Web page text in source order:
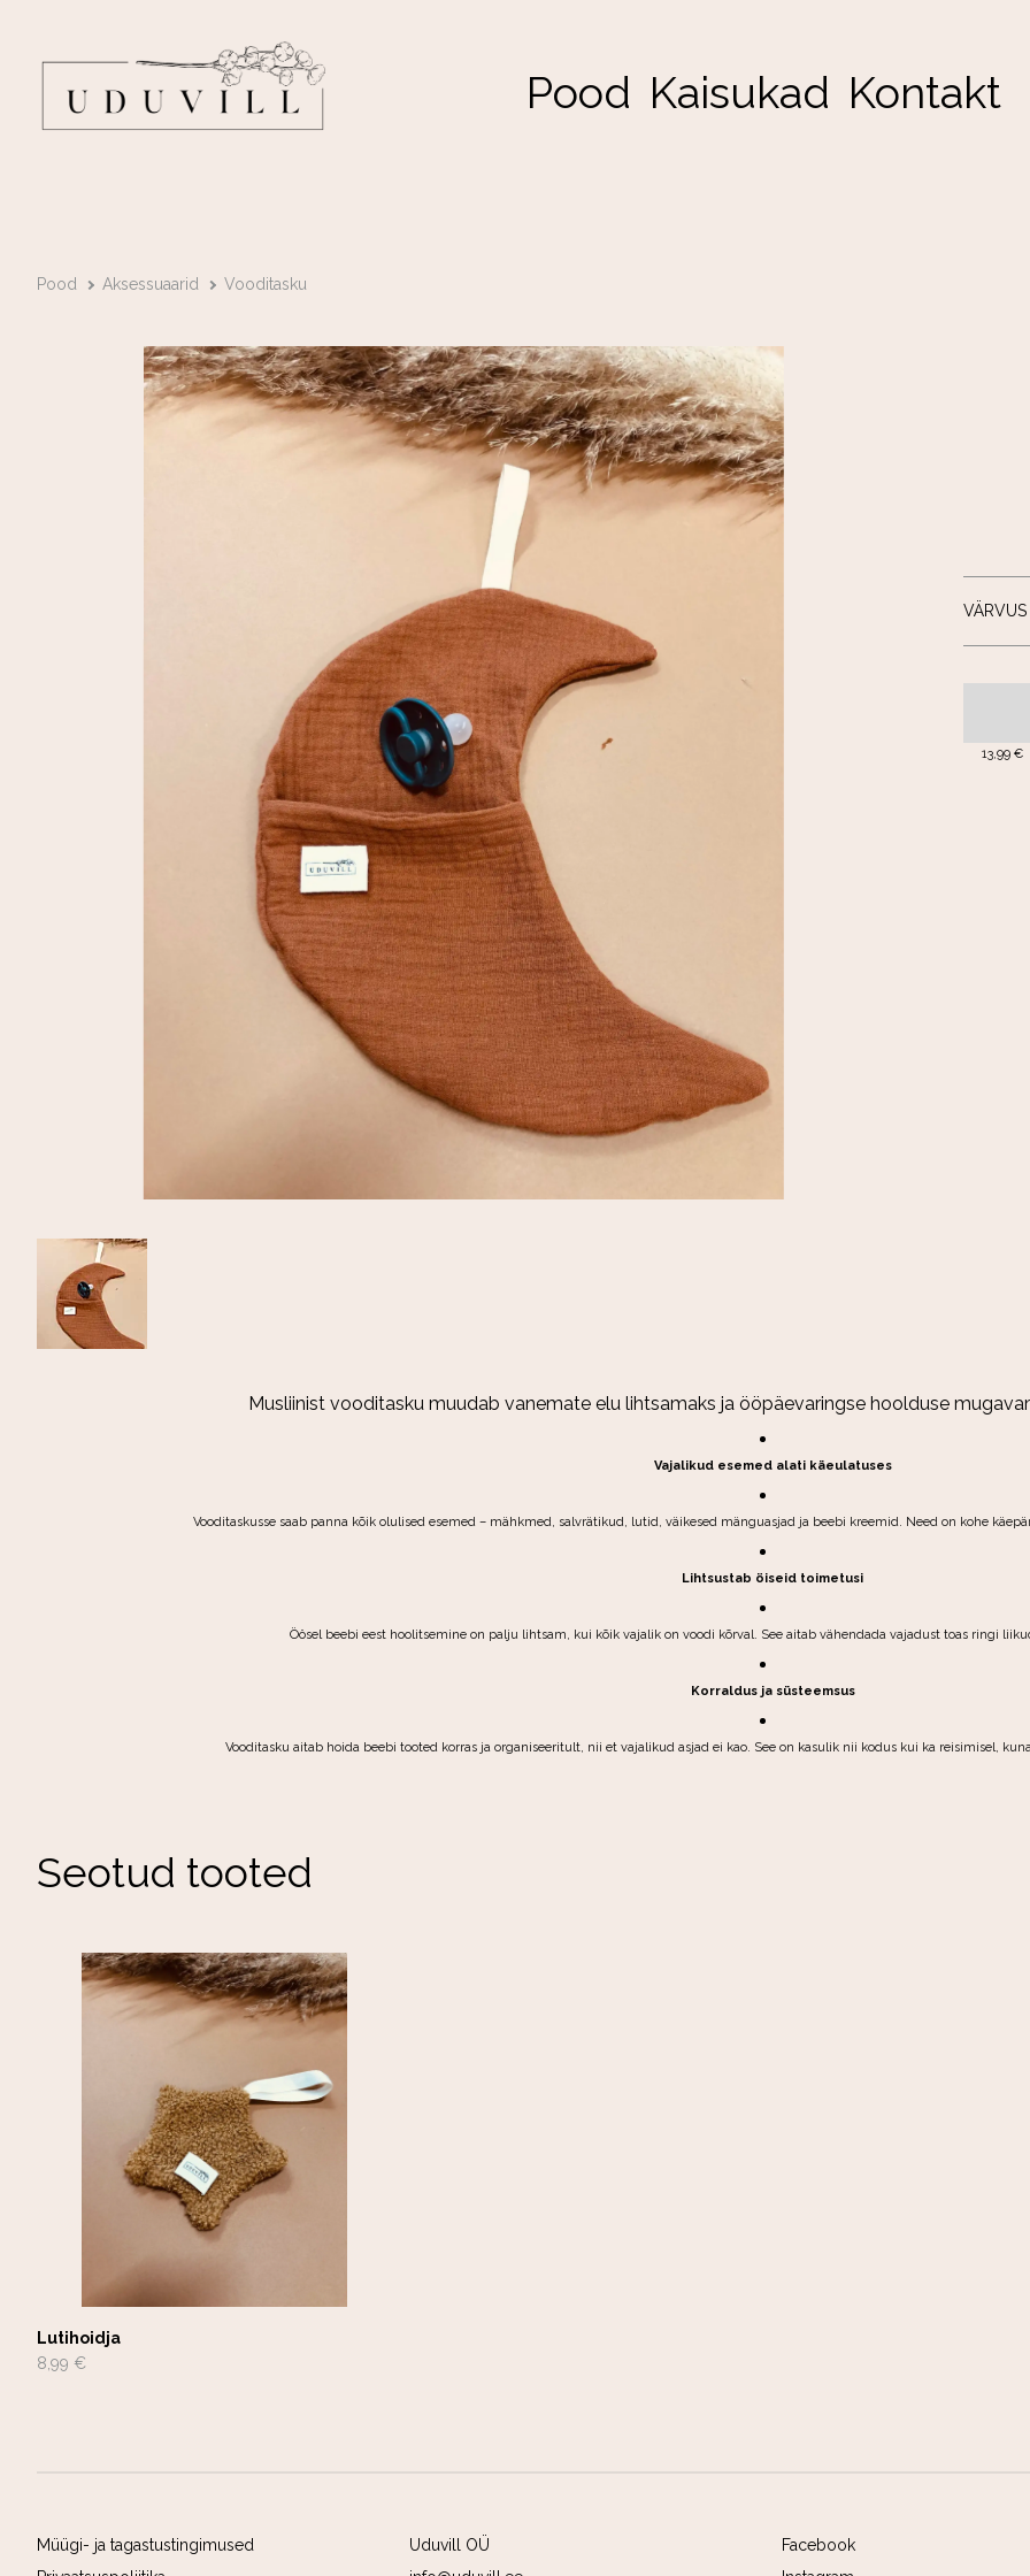
Pood Kaisukad Kontakt
Pood Aksessuaarid Vooditasku
VÄRVUS
13,99 €
Musliinist vooditasku muudab vanemate elu lihtsamaks ja ööpäevaringse hoolduse
Vajalikud esemed alati käeulatuses
Vooditaskusse saab panna kõik olulised esemed – mähkmed, salvrätikud, lutid, väikesed mänguasjad ja beebi kreemid. Need on kohe
Lihtsustab öiseid toimetusi
Öösel beebi eest hoolitsemine on palju lihtsam, kui kõik vajalik on voodi kõrval. See aitab vähendada vajadust toas ringi
Korraldus ja süsteemsus
Vooditasku aitab hoida beebi tooted korras ja organiseeritult, nii et vajalikud asjad ei kao. See on kasulik nii kodus kui ka reisimisel,
Seotud tooted
Lutihoidja
8,99 €
Müügi- ja tagastustingimused
Uduvill OÜ
Facebook